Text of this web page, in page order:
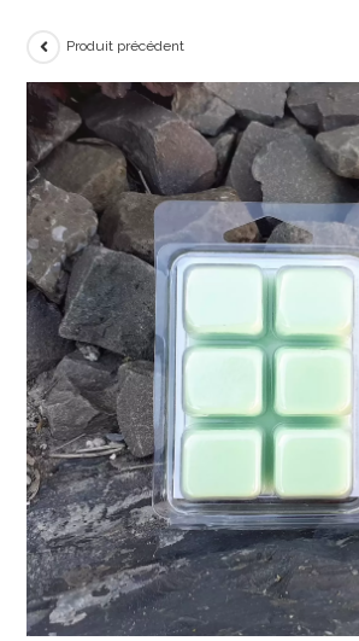
Produit précédent